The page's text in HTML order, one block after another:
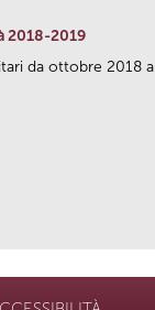
2018-2019
da ottobre 2018 a